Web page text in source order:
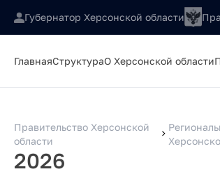
Губернатор Херсонской области
ГлавнаяСтруктураО Херсонской области
Правительство Херсонской
области
2026